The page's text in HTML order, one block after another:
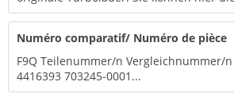
Numéro comparatif/ Numéro de pièce
F9Q Teilenummer/n Vergleichnummer/n
4416393 703245-0001...